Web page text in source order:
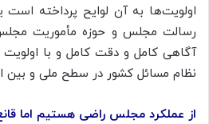
اولویت‌ها به آن لوایح پرداخته
رسالت مجلس و حوزه مأموریت
آگاهی کامل و دقت کامل و با
نظام مسائل کشور در سطح ملی و بین
از عملکرد مجلس راضی هستیم اما